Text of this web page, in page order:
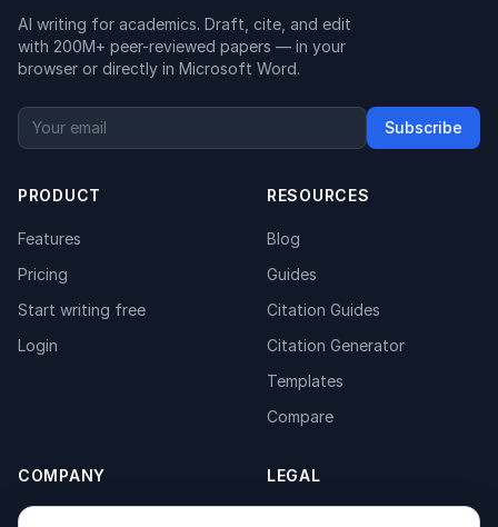
AI writing for academics. Draft, cite, and edit
with 200M+ peer-reviewed papers — in your
browser or directly in Microsoft Word.
Subscribe
PRODUCT
Features
Pricing
Start writing free
Login
RESOURCES
Blog
Guides
Citation Guides
Citation Generator
Templates
Compare
COMPANY
About
LEGAL